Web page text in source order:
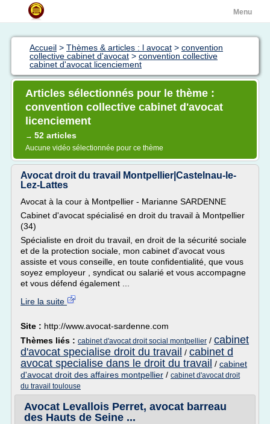
Menu
Accueil > Thèmes & articles : l avocat > convention
collective cabinet d'avocat > convention collective
cabinet d'avocat licenciement
Articles sélectionnés pour le thème :
convention collective cabinet d'avocat
licenciement
→ 52 articles
Aucune vidéo sélectionnée pour ce thème
Avocat droit du travail Montpellier|Castelnau-le-
Lez-Lattes
Avocat à la cour à Montpellier - Marianne SARDENNE
Cabinet d'avocat spécialisé en droit du travail à Montpellier
(34)
Spécialiste en droit du travail, en droit de la sécurité sociale
et de la protection sociale, mon cabinet d'avocat vous
assiste et vous conseille, en toute confidentialité, que vous
soyez employeur , syndicat ou salarié et vous accompagne
et vous défend également ...
Lire la suite
Site : http://www.avocat-sardenne.com
Thèmes liés : cabinet d'avocat droit social montpellier / cabinet
d'avocat specialise droit du travail / cabinet d
avocat specialise dans le droit du travail / cabinet
d'avocat droit des affaires montpellier / cabinet d'avocat droit
du travail toulouse
Avocat Levallois Perret, avocat barreau
des Hauts de Seine ...